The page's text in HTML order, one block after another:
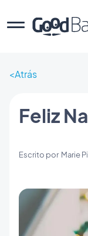
Atrás
Feliz
Escrito por Marie